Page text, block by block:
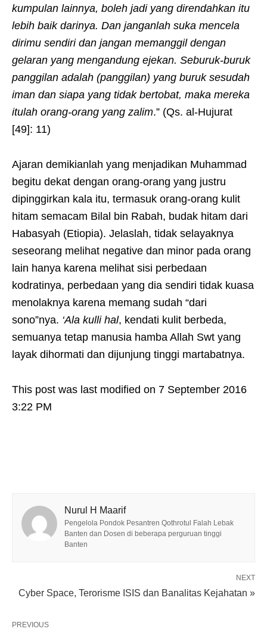
kumpulan lainnya, boleh jadi yang direndahkan itu
lebih baikdarinya. Dan janganlah suka mencela
dirimu sendiri dan jangan memanggil dengan
gelaran yang mengandung ejekan. Seburuk-buruk
panggilan adalah (panggilan) yang buruk sesudah
iman dan siapa yang tidak bertobat, maka mereka
itulah orang-orang yang zalim.” (Qs. al-Hujurat
[49]: 11)
Ajaran demikianlah yang menjadikan Muhammad
begitu dekat dengan orang-orang yang justru
dipinggirkan kala itu, termasuk orang-orang kulit
hitam semacam Bilal bin Rabah, budak hitam dari
Habasyah (Etiopia). Jelaslah, tidak selayaknya
seseorang melihat negative dan minor pada orang
lain hanya karena melihat sisi perbedaan
kodratinya, perbedaan yang dia sendiri tidak kuasa
menolaknya karena memang sudah “dari
sono”nya. ‘Ala kulli hal, kendati kulit berbeda,
semuanya tetap manusia hamba Allah Swt yang
layak dihormati dan dijunjung tinggi martabatnya.
This post was last modified on 7 September 2016
3:22 PM
Nurul H Maarif
Pengelola Pondok Pesantren Qothrotul Falah Lebak
Banten dan Dosen di beberapa perguruan tinggi
Banten
NEXT
Cyber Space, Terorisme ISIS dan Banalitas Kejahatan »
PREVIOUS